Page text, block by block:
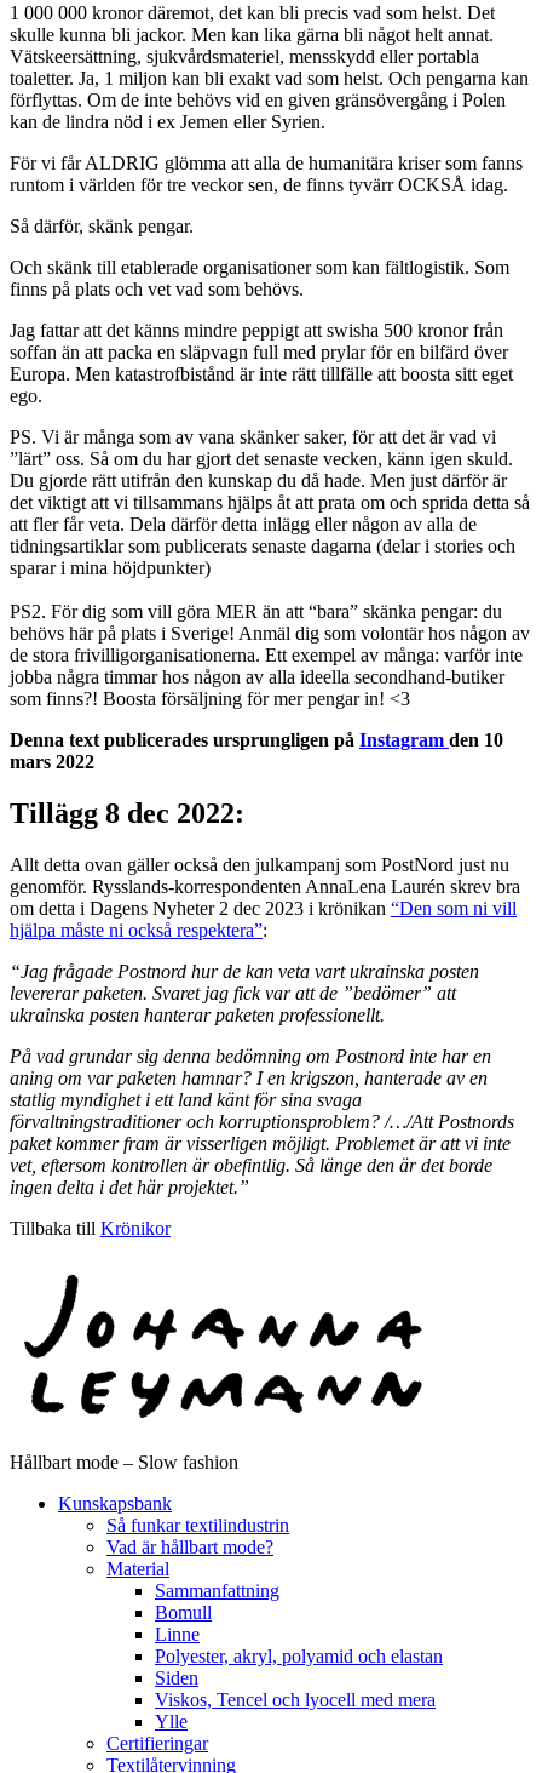
1 000 000 kronor däremot, det kan bli precis vad som helst. Det
skulle kunna bli jackor. Men kan lika gärna bli något helt annat.
Vätskeersättning, sjukvårdsmateriel, mensskydd eller portabla
toaletter. Ja, 1 miljon kan bli exakt vad som helst. Och pengarna kan
förflyttas. Om de inte behövs vid en given gränsövergång i Polen
kan de lindra nöd i ex Jemen eller Syrien.
För vi får ALDRIG glömma att alla de humanitära kriser som fanns
runtom i världen för tre veckor sen, de finns tyvärr OCKSÅ idag.
Så därför, skänk pengar.
Och skänk till etablerade organisationer som kan fältlogistik. Som
finns på plats och vet vad som behövs.
Jag fattar att det känns mindre peppigt att swisha 500 kronor från
soffan än att packa en släpvagn full med prylar för en bilfärd över
Europa. Men katastrofbistånd är inte rätt tillfälle att boosta sitt eget
ego.
PS. Vi är många som av vana skänker saker, för att det är vad vi
”lärt” oss. Så om du har gjort det senaste vecken, känn igen skuld.
Du gjorde rätt utifrån den kunskap du då hade. Men just därför är
det viktigt att vi tillsammans hjälps åt att prata om och sprida detta så
att fler får veta. Dela därför detta inlägg eller någon av alla de
tidningsartiklar som publicerats senaste dagarna (delar i stories och
sparar i mina höjdpunkter)
PS2. För dig som vill göra MER än att “bara” skänka pengar: du
behövs här på plats i Sverige! Anmäl dig som volontär hos någon av
de stora frivilligorganisationerna. Ett exempel av många: varför inte
jobba några timmar hos någon av alla ideella secondhand-butiker
som finns?! Boosta försäljning för mer pengar in! <3
Denna text publicerades ursprungligen på Instagram den 10
mars 2022
Tillägg 8 dec 2022:
Allt detta ovan gäller också den julkampanj som PostNord just nu
genomför. Rysslands-korrespondenten AnnaLena Laurén skrev bra
om detta i Dagens Nyheter 2 dec 2023 i krönikan “Den som ni vill
hjälpa måste ni också respektera”:
“Jag frågade Postnord hur de kan veta vart ukrainska posten
levererar paketen. Svaret jag fick var att de ”bedömer” att
ukrainska posten hanterar paketen professionellt.
På vad grundar sig denna bedömning om Postnord inte har en
aning om var paketen hamnar? I en krigszon, hanterade av en
statlig myndighet i ett land känt för sina svaga
förvaltningstraditioner och korruptionsproblem? /…/Att Postnords
paket kommer fram är visserligen möjligt. Problemet är att vi inte
vet, eftersom kontrollen är obefintlig. Så länge den är det borde
ingen delta i det här projektet.”
Tillbaka till Krönikor
Hållbart mode – Slow fashion
Kunskapsbank
Så funkar textilindustrin
Vad är hållbart mode?
Material
Sammanfattning
Bomull
Linne
Polyester, akryl, polyamid och elastan
Siden
Viskos, Tencel och lyocell med mera
Ylle
Certifieringar
Textilåtervinning